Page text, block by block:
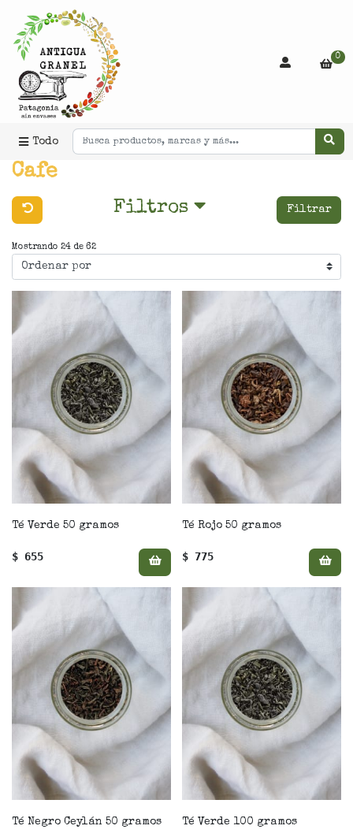
Todo
0
Cafe
Filtros Filtrar
Mostrando 24 de 62
Té Verde 50 gramos
$ 655
Té Rojo 50 gramos
$ 775
Té Negro Ceylán 50 gramos Té Verde 100 gramos